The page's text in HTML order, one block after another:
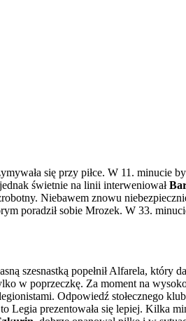
się przy piłce. W 11. minucie
świetnie na linii interweniował
Niebawem znowu
poradził sobie Mrozek. W 33.
szesnastką popełnił Alfarela, który
w poprzeczkę. Za moment na
Odpowiedź stołecznego
Legia prezentowała się lepiej. Kilka